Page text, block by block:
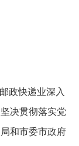
政快递业深入
决贯彻落实党
和市委市政府